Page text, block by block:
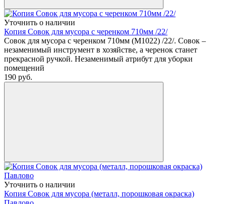
Уточнить о наличии
Копия Совок для мусора с черенком 710мм /22/
Совок для мусора с черенком 710мм (М1022) /22/. Совок –
незаменимый инструмент в хозяйстве, а черенок станет
прекрасной ручкой. Незаменимый атрибут для уборки
помещений
190 руб.
Уточнить о наличии
Копия Совок для мусора (металл, порошковая окраска)